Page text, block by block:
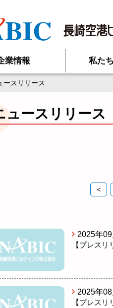
業情報 私た
ースリリース
ュースリリース
＜
2025年09
【プレス
2025年08
【プレス